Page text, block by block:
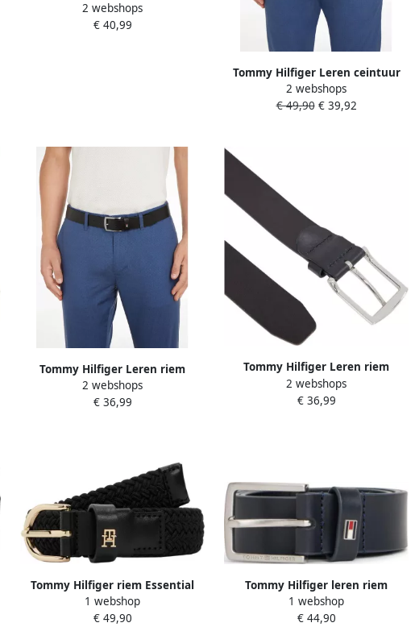
ESSENTIAL EFFORTLESS 2.5 GOLD
Logo-embleem zachte haptiek
2 webshops
€ 40,99
Tommy Hilfiger Leren ceintuur
met doornsluiting
2 webshops
€ 49,90€ 39,92
Tommy Hilfiger Leren riem
DENTON 3 5 Robuuste leren riem
met vlaglabel zilverkleurige gesp
2 webshops
€ 36,99
Tommy Hilfiger Leren riem
DENTON 3 5 Robuuste leren riem
met vlaglabel zilverkleurige gesp
2 webshops
€ 36,99
Tommy Hilfiger riem Essential
Effortless zwart
1 webshop
€ 49,90
Tommy Hilfiger leren riem
donkerblauw
1 webshop
€ 44,90